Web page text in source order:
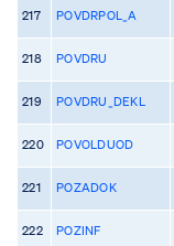
217 POVDRPOL_A
218 POVDRU
219 POVDRU_DEKL
220 POVOLDUOD
221 POZADOK
222 POZINF